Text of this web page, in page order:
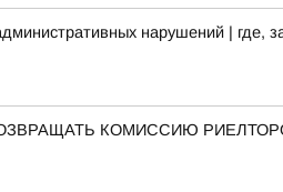
нарушений | где,
КОМИССИЮ